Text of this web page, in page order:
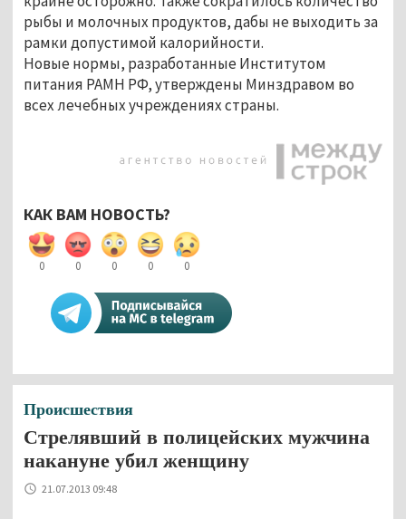
рыбы и молочных продуктов, дабы не выходить за
рамки допустимой калорийности.
Новые нормы, разработанные Институтом
питания РАМН РФ, утверждены Минздравом во
всех лечебных учреждениях страны.
КАК ВАМ НОВОСТЬ?
0 0 0 0 0
Происшествия
Стрелявший в полицейских мужчина
накануне убил женщину
21.07.2013 09:48